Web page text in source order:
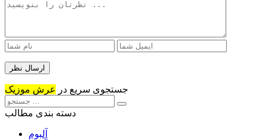
جستجوی سریع در عرش موزیک
دسته بندی مطالب
آلبوم